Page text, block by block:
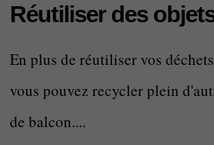
Réutiliser des
En plus de réutiliser vos
vous pouvez recycler plein
de balcon....